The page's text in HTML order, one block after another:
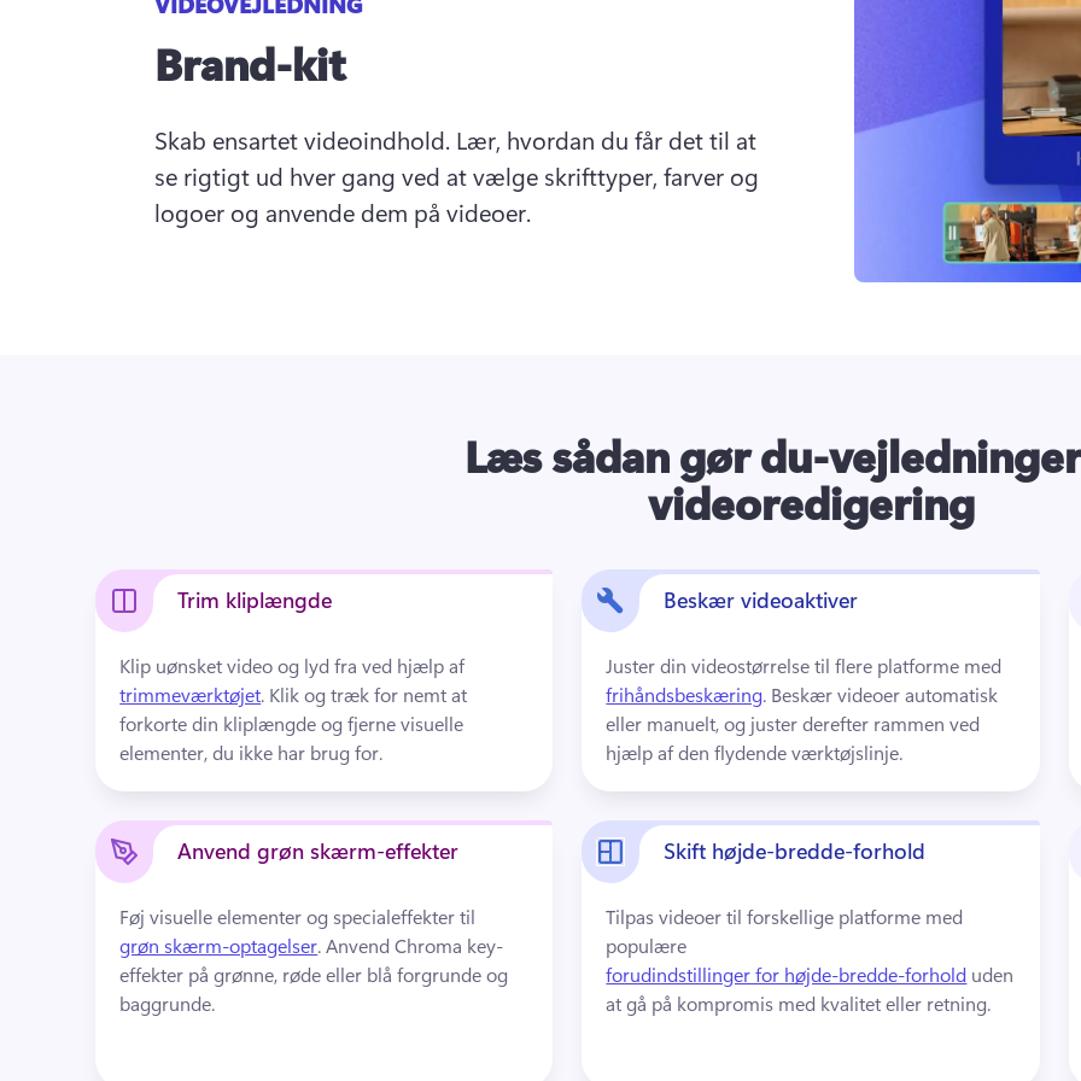
Brand-kit
Skab ensartet videoindhold. Lær, hvordan du får det til at
se rigtigt ud hver gang ved at vælge skrifttyper, farver og
logoer og anvende dem på videoer.
Læs sådan gør du-
videoredigering
Trim kliplængde
Klip uønsket video og lyd fra ved hjælp af
trimmeværktøjet. Klik og træk for nemt at
forkorte din kliplængde og fjerne visuelle
elementer, du ikke har brug for.
Beskær videoaktiver
Juster din videostørrelse til flere platforme med
frihåndsbeskæring. Beskær videoer automatisk
eller manuelt, og juster derefter rammen ved
hjælp af den flydende værktøjslinje.
Anvend grøn skærm-effekter
Føj visuelle elementer og specialeffekter til
grøn skærm-optagelser. Anvend Chroma key-
effekter på grønne, røde eller blå forgrunde og
baggrunde.
Skift højde-bredde-forhold
Tilpas videoer til forskellige platforme med
populære
forudindstillinger for højde-bredde-forhold uden
at gå på kompromis med kvalitet eller retning.